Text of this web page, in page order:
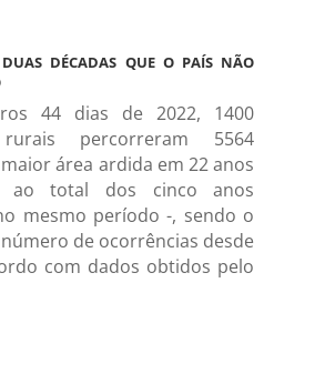
décadas que o país não
44 dias de 2022, 1400
percorreram 5564
área ardida em 22 anos
ao total dos cinco anos
mesmo período -, sendo o
de ocorrências desde
com dados obtidos pelo